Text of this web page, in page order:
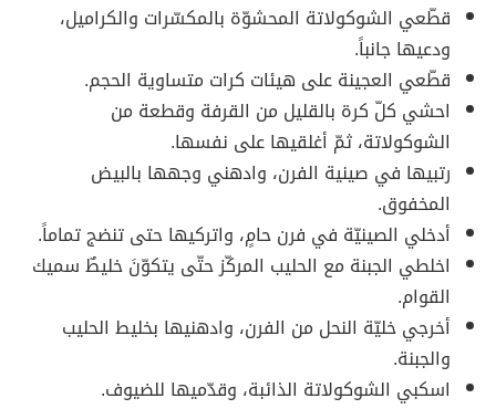
قطّعي الشوكولاتة المحشوّة بالمكسّرات والكراميل،
ودعيها جانباً.
قطّعي العجينة على هيئات كرات متساوية الحجم.
احشي كلّ كرة بالقليل من القرفة وقطعة من
الشوكولاتة، ثمّ أغلقيها على نفسها.
رتبيها في صينية الفرن، وادهني وجهها بالبيض
المخفوق.
أدخلي الصينيّة في فرن حامٍ، واتركيها حتى تنضج تماماً.
اخلطي الجبنة مع الحليب المركّز حتّى يتكوّنَ خليطٌ سميك
القوام.
أخرجي خليّة النحل من الفرن، وادهنيها بخليط الحليب
والجبنة.
اسكبي الشوكولاتة الذائبة، وقدّميها للضيوف.